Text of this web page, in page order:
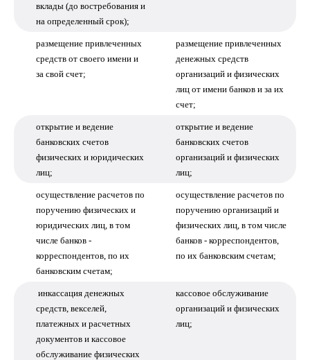
вклады (до востребования и
на определенный срок);
размещение привлеченных
средств от своего имени и
за свой счет;
размещение привлеченных
денежных средств
организаций и физических
лиц от имени банков и за их
счет;
открытие и ведение
банковских счетов
физических и юридических
лиц;
открытие и ведение
банковских счетов
организаций и физических
лиц;
осуществление расчетов по
поручению физических и
юридических лиц, в том
числе банков -
корреспондентов, по их
банковским счетам;
осуществление расчетов по
поручению организаций и
физических лиц, в том числе
банков - корреспондентов,
по их банковским счетам;
инкассация денежных
средств, векселей,
платежных и расчетных
документов и кассовое
обслуживание физических
кассовое обслуживание
организаций и физических
лиц;